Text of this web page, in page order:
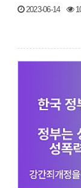
2023-06-14